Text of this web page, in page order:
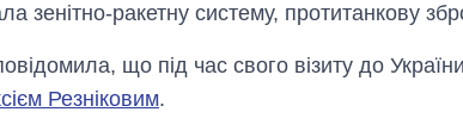
зенітно-ракетну систему, протитанкову
що під час свого візиту до України
Резніковим.